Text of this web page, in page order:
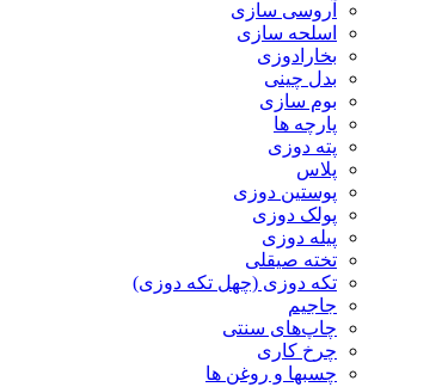
آروسی سازی
اسلحه سازی
بخارادوزی
بدل چینی
بوم سازی
پارچه ها
پته دوزی
پلاس
پوستین دوزی
پولک دوزی
پیله دوزی
تخته صیقلی
تکه دوزی (چهل تکه دوزی)
جاجیم
چاپ‌های سنتی
چرخ کاری
چسبها و روغن ها